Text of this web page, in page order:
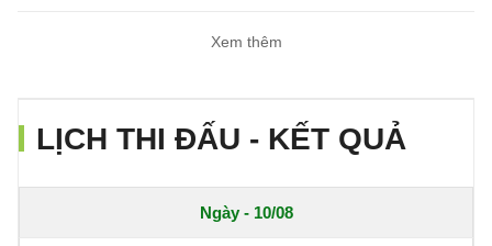
Xem thêm
LỊCH THI ĐẤU - KẾT QUẢ
Ngày - 10/08